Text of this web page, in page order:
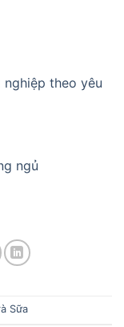
theo yêu
ngủ
Sữa